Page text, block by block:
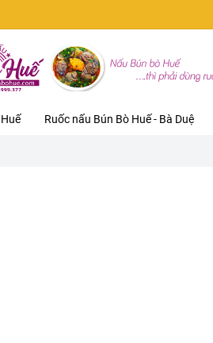
Ruốc nấu Bún Bò Huế - Bà Duệ